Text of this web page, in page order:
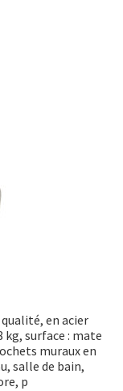
en acier
kg, surface : mate
muraux en
salle de bain,
p